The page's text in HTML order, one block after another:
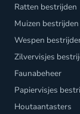
Ratten bestrijden
Muizen bestrijden
Wespen
Zilvervisjes
Faunabeheer
Papiervisjes
Houtaantasters